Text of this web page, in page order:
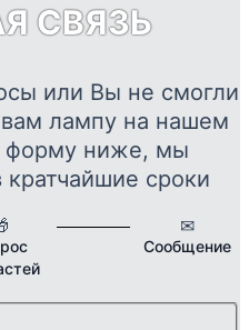
СВЯЗЬ
или Вы не смогли
лампу на нашем
форму ниже, мы
сроки
✉
Сообщение